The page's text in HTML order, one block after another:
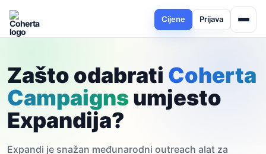
Cijene Prijava
Zašto odabrati Coherta
Campaignsumjesto
Expandija?
Expandi je snažan međunarodni outreach alat za